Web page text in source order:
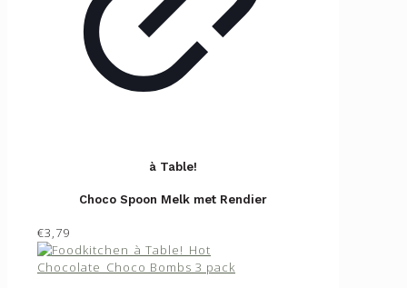
à Table!
Choco Spoon Melk met Rendier
€3,79